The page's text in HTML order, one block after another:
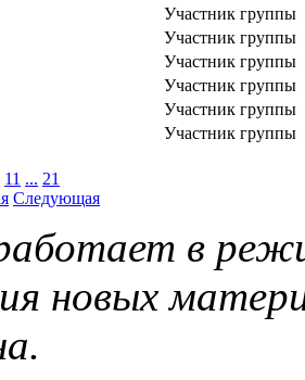
Участник группы
Участник группы
Участник группы
Участник группы
Участник группы
Участник группы
11 ... 21
Следующая
в
новых